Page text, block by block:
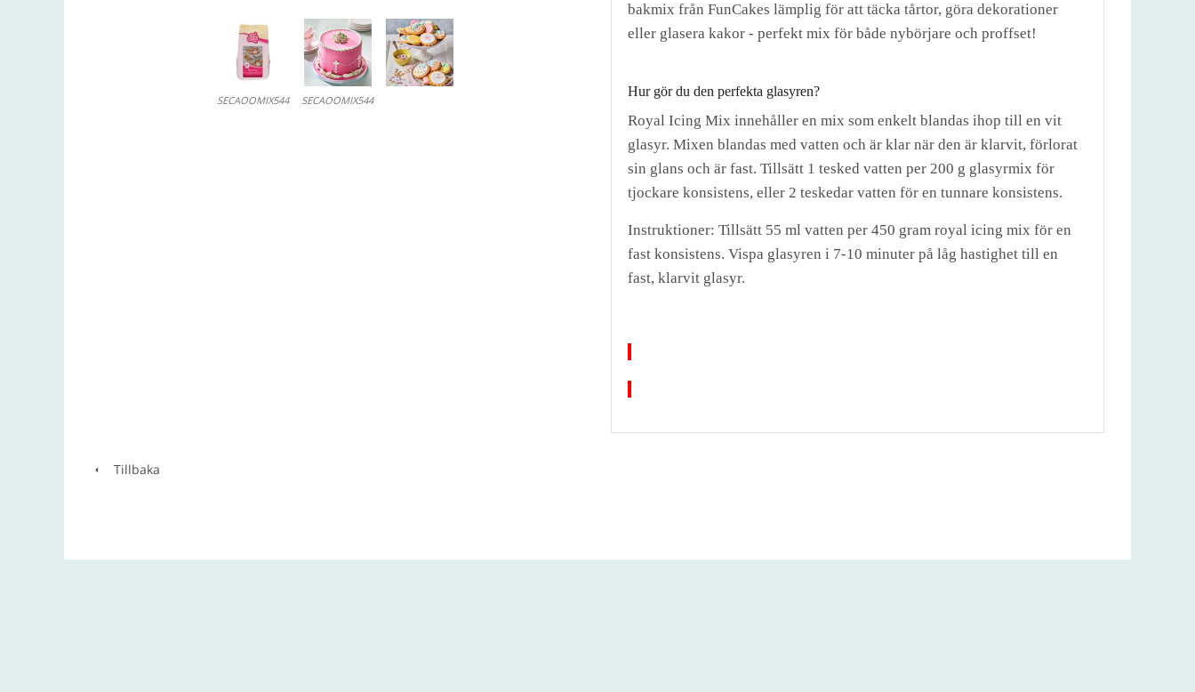
SECAOOMIX544 SECAOOMIX544
bakmix från FunCakes lämplig för att täcka tårtor, göra dekorationer
eller glasera kakor - perfekt mix för både nybörjare och proffset!
Hur gör du den perfekta glasyren?
Royal Icing Mix innehåller en mix som enkelt blandas ihop till en vit
glasyr. Mixen blandas med vatten och är klar när den är klarvit, förlorat
sin glans och är fast. Tillsätt 1 tesked vatten per 200 g glasyrmix för
tjockare konsistens, eller 2 teskedar vatten för en tunnare konsistens.
Instruktioner: Tillsätt 55 ml vatten per 450 gram royal icing mix för en
fast konsistens. Vispa glasyren i 7-10 minuter på låg hastighet till en
fast, klarvit glasyr.
Tillbaka